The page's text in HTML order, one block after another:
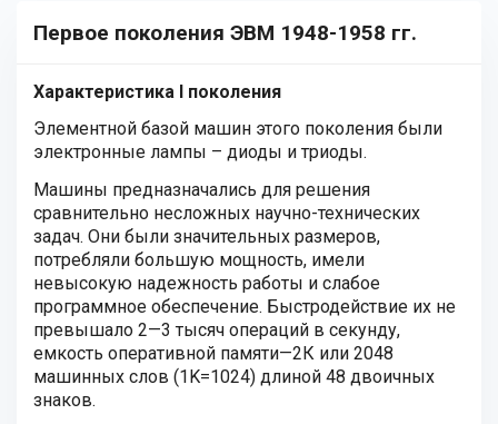
Первое поколения ЭВМ 1948-1958 гг.
Характеристика I поколения
Элементной базой машин этого поколения были
электронные лампы – диоды и триоды.
Машины предназначались для решения
сравнительно несложных научно-технических
задач. Они были значительных размеров,
потребляли большую мощность, имели
невысокую надежность работы и слабое
программное обеспечение. Быстродействие их не
превышало 2—3 тысяч операций в секунду,
емкость оперативной памяти—2К или 2048
машинных слов (1K=1024) длиной 48 двоичных
знаков.